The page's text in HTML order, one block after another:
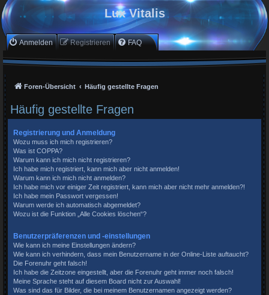
Lux Vitalis
Anmelden Registrieren FAQ
Foren-Übersicht Häufig gestellte Fragen
Häufig gestellte Fragen
Registrierung und Anmeldung
Wozu muss ich mich registrieren?
Was ist COPPA?
Warum kann ich mich nicht registrieren?
Ich habe mich registriert, kann mich aber nicht anmelden!
Warum kann ich mich nicht anmelden?
Ich habe mich vor einiger Zeit registriert, kann mich aber nicht mehr anmelden?!
Ich habe mein Passwort vergessen!
Warum werde ich automatisch abgemeldet?
Wozu ist die Funktion „Alle Cookies löschen“?
Benutzerpräferenzen und -einstellungen
Wie kann ich meine Einstellungen ändern?
Wie kann ich verhindern, dass mein Benutzername in der Online-Liste auftaucht?
Die Forenuhr geht falsch!
Ich habe die Zeitzone eingestellt, aber die Forenuhr geht immer noch falsch!
Meine Sprache steht auf diesem Board nicht zur Auswahl!
Was sind das für Bilder, die bei meinem Benutzernamen angezeigt werden?